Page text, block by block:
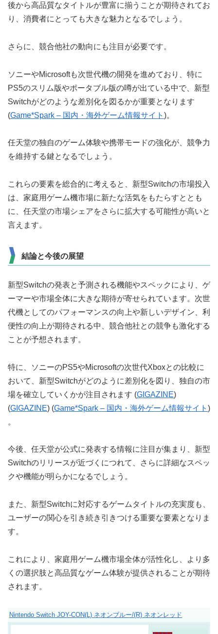
後から高品質なタイトルが豊富に揃うことが期待されてお
り、消費者にとっても大きな魅力となるでしょう。
さらに、競合他社の動向にも注目が必要です。
ソニーやMicrosoftも次世代機の開発を進めており、特に
PS5のスリム版やポータブル版の噂が出ている中で、新型
Switchがどのような差別化を図るかが重要となります​
(Game*Spark – 国内・海外ゲーム情報サイト )​。
任天堂の独自のゲーム体験や携帯モードの強化が、競争力
を維持する鍵となるでしょう。
これらの要素を総合的に考えると、新型Switchの市場投入
は、家庭用ゲーム機市場に新たな活気をもたらすととも
に、任天堂の市場シェアをさらに拡大する可能性が高いと
言えます。
結論と今後の展望
新型Switchの発表と予測される機能やスペックにより、ゲ
ーマーや市場全体に大きな期待が寄せられています。次世
代機としてのパフォーマンスの向上や新しいデザイン、利
便性の向上が期待される中、競合他社との競争も激化する
ことが予想されます。
特に、ソニーのPS5やMicrosoftの次世代Xboxとの比較に
おいて、新型Switchがどのように差別化を図り、独自の市
場を確立していくかが注目されます​ (GIGAZINE)​​
(GIGAZINE)​​ (Game*Spark – 国内・海外ゲーム情報サイト )​
。
今後、任天堂が公式に発表する情報に注目が集まり、新型
Switchのリリースが近づくにつれて、さらに詳細なスペッ
クや機能が明らかになるでしょう。
また、新型Switchに対応するゲームタイトルの充実度も、
ユーザーの関心を引き続き引きつける重要な要素となりま
す。
これにより、家庭用ゲーム機市場全体が活性化し、より多
くの選択肢と高品質なゲーム体験が提供されることが期待
されます。
Nintendo Switch JOY-CON(L) ネオンブルー/(R) ネオンレッド